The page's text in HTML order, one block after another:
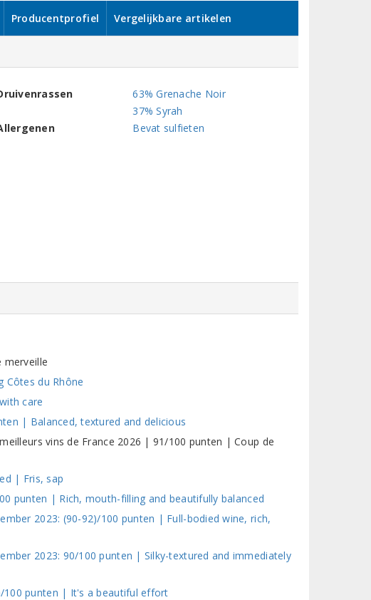
Producentprofiel Vergelijkbare artikelen
63% Grenache Noir
37% Syrah
Bevat sulfieten
merveille
Côtes du Rhône
care
| Balanced, textured and delicious
vins de France 2026 | 91/100 punten | Coup de
| Fris, sap
punten | Rich, mouth-filling and beautifully balanced
2023: (90-92)/100 punten | Full-bodied wine, rich,
2023: 90/100 punten | Silky-textured and immediately
100 punten | It's a beautiful effort